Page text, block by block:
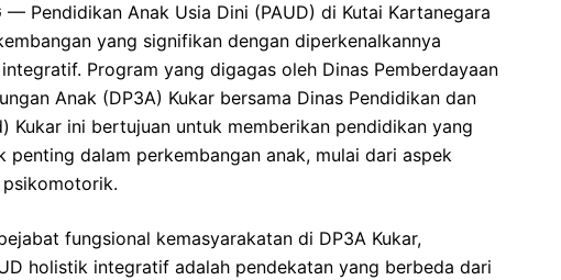
— Pendidikan Anak Usia Dini (PAUD) di Kutai Kartanegara
yang signifikan dengan diperkenalkannya
Program yang digagas oleh Dinas Pemberdayaan
Anak (DP3A) Kukar bersama Dinas Pendidikan dan
Kukar ini bertujuan untuk memberikan pendidikan yang
penting dalam perkembangan anak, mulai dari aspek
fungsional kemasyarakatan di DP3A Kukar,
holistik integratif adalah pendekatan yang berbeda dari